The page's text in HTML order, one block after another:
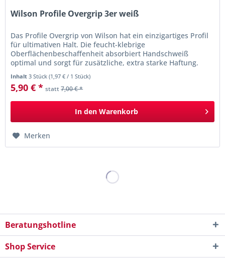
Wilson Profile Overgrip 3er weiß
Das Profile Overgrip von Wilson hat ein einzigartiges Profil
für ultimativen Halt. Die feucht-klebrige
Oberflächenbeschaffenheit absorbiert Handschweiß
optimal und sorgt für zusätzliche, extra starke Haftung.
Inhalt3 Stück(1,97 € / 1 Stück)
5,90 € * statt7,00 € *
In den Warenkorb
Merken
Beratungshotline
Shop Service